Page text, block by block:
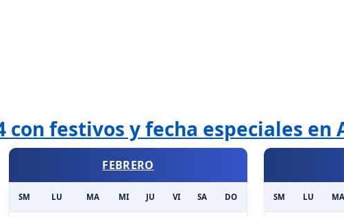
con festivos y fecha especiales en
FEBRERO
SM LU MA MI JU VI SA DO SM LU MA